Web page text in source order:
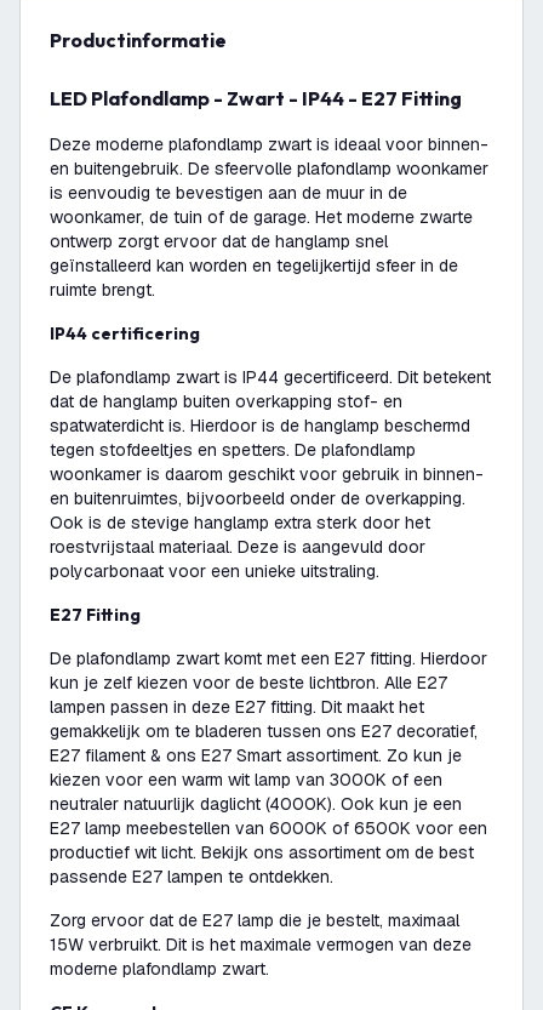
productinformatie
LED Plafondlamp - Zwart - IP44 - E27 Fitting
Deze moderne plafondlamp zwart is ideaal voor binnen-
en buitengebruik. De sfeervolle plafondlamp woonkamer
is eenvoudig te bevestigen aan de muur in de
woonkamer, de tuin of de garage. Het moderne zwarte
ontwerp zorgt ervoor dat de hanglamp snel
geïnstalleerd kan worden en tegelijkertijd sfeer in de
ruimte brengt.
IP44 certificering
De plafondlamp zwart is IP44 gecertificeerd. Dit betekent
dat de hanglamp buiten overkapping stof- en
spatwaterdicht is. Hierdoor is de hanglamp beschermd
tegen stofdeeltjes en spetters. De plafondlamp
woonkamer is daarom geschikt voor gebruik in binnen-
en buitenruimtes, bijvoorbeeld onder de overkapping.
Ook is de stevige hanglamp extra sterk door het
roestvrijstaal materiaal. Deze is aangevuld door
polycarbonaat voor een unieke uitstraling.
E27 Fitting
De plafondlamp zwart komt met een E27 fitting. Hierdoor
kun je zelf kiezen voor de beste lichtbron. Alle E27
lampen passen in deze E27 fitting. Dit maakt het
gemakkelijk om te bladeren tussen ons E27 decoratief,
E27 filament & ons E27 Smart assortiment. Zo kun je
kiezen voor een warm wit lamp van 3000K of een
neutraler natuurlijk daglicht (4000K). Ook kun je een
E27 lamp meebestellen van 6000K of 6500K voor een
productief wit licht. Bekijk ons assortiment om de best
passende E27 lampen te ontdekken.
Zorg ervoor dat de E27 lamp die je bestelt, maximaal
15W verbruikt. Dit is het maximale vermogen van deze
moderne plafondlamp zwart.